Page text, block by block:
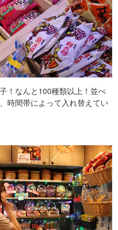
！なんと100種類以上！並べ
時間帯によって入れ替えてい